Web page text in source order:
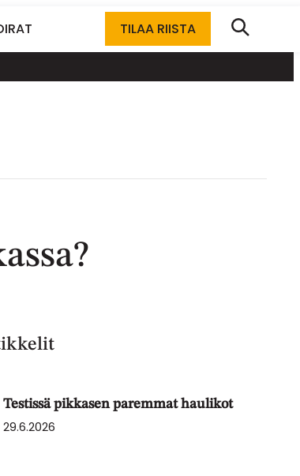
TILAA RIISTA
Testissä pikkasen paremmat haulikot
29.6.2026